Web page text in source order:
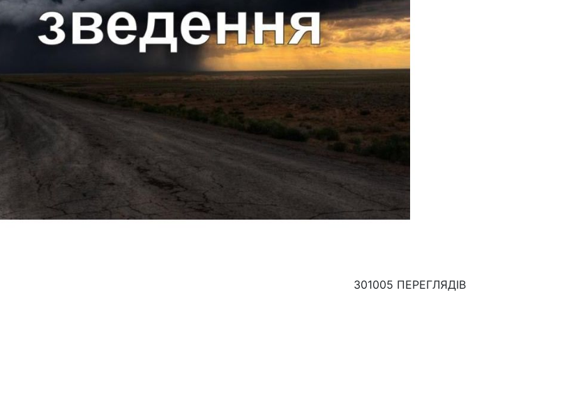
301005 ПЕРЕГЛЯДІВ